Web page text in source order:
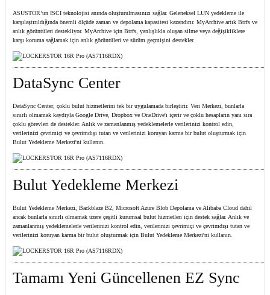
ASUSTOR’un ISCI teknolojisi anında oluşturulmasınızı sağlar. Geleneksel LUN yedekleme ile
karşılaştırıldığında önemli ölçüde zaman ve depolama kapasitesi kazandırır. MyArchive artık Btrfs ve
anlık görüntüleri destekliyor. MyArchive için Btrfs, yanlışlıkla oluşan silme veya değişikliklere
karşı koruma sağlamak için anlık görüntüleri ve sürüm geçmişini destekler.
DataSync Center
DataSync Center, çoklu bulut hizmetlerini tek bir uygulamada birleştirir. Veri Merkezi, bunlarla
sınırlı olmamak kaydıyla Google Drive, Dropbox ve OneDrive'ı içerir ve çoklu hesapların yanı sıra
çoklu görevleri de destekler. Anlık ve zamanlanmış yedeklemelerle verilerinizi kontrol edin,
verilerinizi çevrimiçi ve çevrimdışı tutan ve verilerinizi koruyan karma bir bulut oluşturmak için
Bulut Yedekleme Merkezi'ni kullanın.
Bulut Yedekleme Merkezi
Bulut Yedekleme Merkezi, Backblaze B2, Microsoft Azure Blob Depolama ve Alibaba Cloud dahil
ancak bunlarla sınırlı olmamak üzere çeşitli kurumsal bulut hizmetleri için destek sağlar. Anlık ve
zamanlanmış yedeklemelerle verilerinizi kontrol edin, verilerinizi çevrimiçi ve çevrimdışı tutan ve
verilerinizi koruyan karma bir bulut oluşturmak için Bulut Yedekleme Merkezi'ni kullanın.
Tamamı Yeni Güncellenen EZ Sync